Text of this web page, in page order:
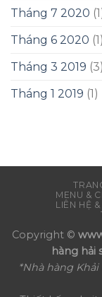
Tháng 7 2020
Tháng 6 2020 (1)
Tháng 3 2019 (3)
Tháng 1 2019 (1)
MENU &
LIÊN HỆ
Copyright ©
hàng hải
*Nhà hàng